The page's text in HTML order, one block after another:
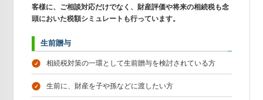
客様に、ご相談対応だけでなく、財産評価や将来の相続税も念
頭においた税額シミュレートも行っています。
生前贈与
相続税対策の一環として生前贈与を検討されている方
生前に、財産を子や孫などに渡したい方